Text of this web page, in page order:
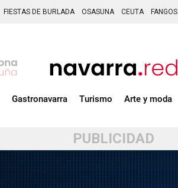
FIESTAS DE BURLADA OSASUNA CEUTA
Gastronavarra Turismo Arte y moda
PUBLICIDAD